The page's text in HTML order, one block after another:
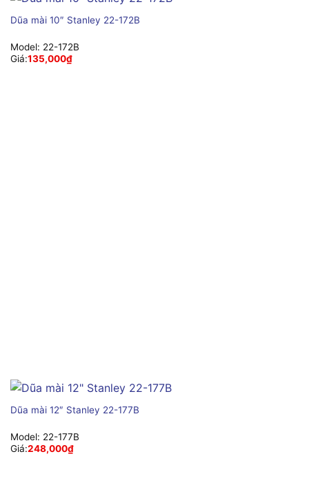
Dũa mài 10″ Stanley 22-172B
Model: 22-172B
Giá:135,000₫
Dũa mài 12″ Stanley 22-177B
Model: 22-177B
Giá:248,000₫